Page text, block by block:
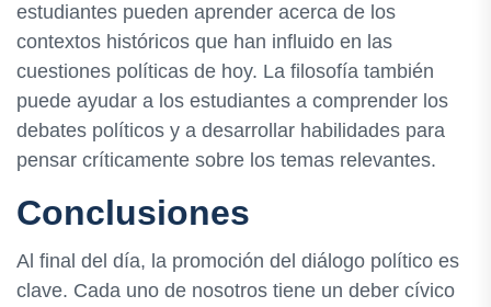
estudiantes pueden aprender acerca de los
contextos históricos que han influido en las
cuestiones políticas de hoy. La filosofía también
puede ayudar a los estudiantes a comprender los
debates políticos y a desarrollar habilidades para
pensar críticamente sobre los temas relevantes.
Conclusiones
Al final del día, la promoción del diálogo político es
clave. Cada uno de nosotros tiene un deber cívico